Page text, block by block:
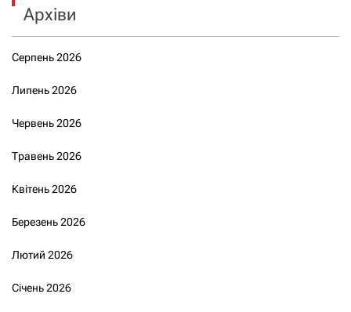
Архіви
Серпень 2026
Липень 2026
Червень 2026
Травень 2026
Квітень 2026
Березень 2026
Лютий 2026
Січень 2026